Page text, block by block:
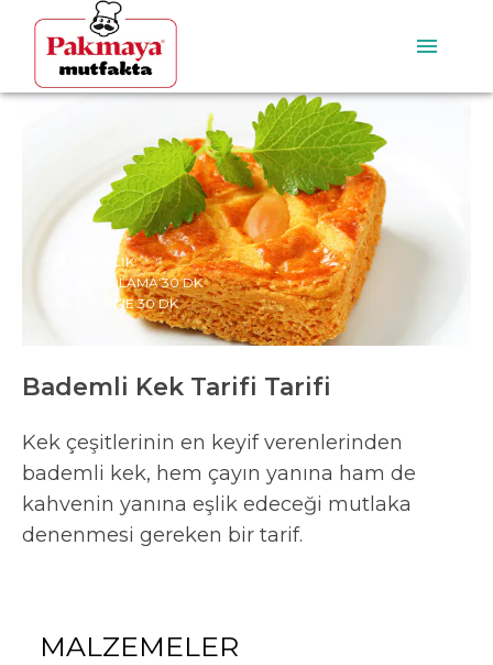
KİŞİLİK
HAZIRLAMA 30 DK
PİŞİRME 30 DK
Bademli Kek Tarifi Tarifi
Kek çeşitlerinin en keyif verenlerinden
bademli kek, hem çayın yanına ham de
kahvenin yanına eşlik edeceği mutlaka
denenmesi gereken bir tarif.
MALZEMELER